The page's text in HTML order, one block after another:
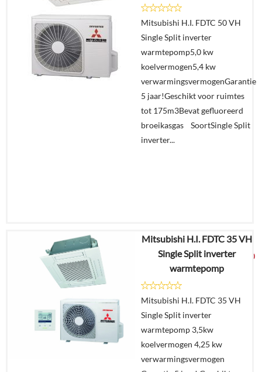
aanvragen?
winkelmand
Mitsubishi H.I. FDTC 50 VH
Single Split inverter
warmtepomp5,0 kw
koelvermogen5,4 kw
verwarmingsvermogenGarantie
5 jaar!Geschikt voor ruimtes
tot 175m3Bevat gefluoreerd
broeikasgas SoortSingle Split
inverter...
€5.861,24
€3.079,00
aanvragen?
In
winkelmand
Mitsubishi H.I. FDTC 35 VH
Single Split inverter
warmtepomp
Mitsubishi H.I. FDTC 35 VH
Single Split inverter
warmtepomp 3,5kw
koelvermogen 4,25 kw
verwarmingsvermogen